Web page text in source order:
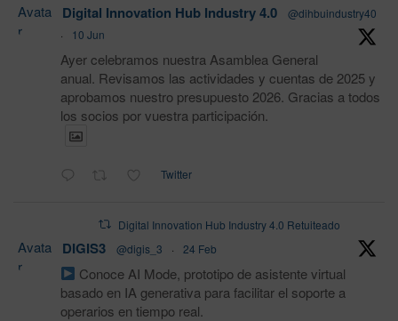
Avata
r
Digital Innovation Hub Industry 4.0
@dihbuindustry40
·
10 Jun
Ayer celebramos nuestra Asamblea General
anual. Revisamos las actividades y cuentas de 2025 y
aprobamos nuestro presupuesto 2026. Gracias a todos
los socios por vuestra participación.
Twitter
Digital Innovation Hub Industry 4.0 Retuiteado
Avata
r
DIGIS3 @digis_3 · 24 Feb
Conoce AI Mode, prototipo de asistente virtual
basado en IA generativa para facilitar el soporte a
operarios en tiempo real.